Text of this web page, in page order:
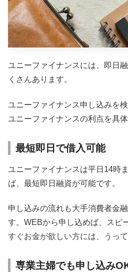
ユニーファイナンスには、即日
くさんあります。
ユニーファイナンス申し込みを
ユニーファイナンスの利点を具体
最短即日で借入可能
ユニーファイナンスは平日14時
ば、最短即日融資が可能です。
申し込みの流れも大手消費者金
す。WEBから申し込めば、スピ
すぐお金が欲しい方には、うっ
専業主婦でも申し込み